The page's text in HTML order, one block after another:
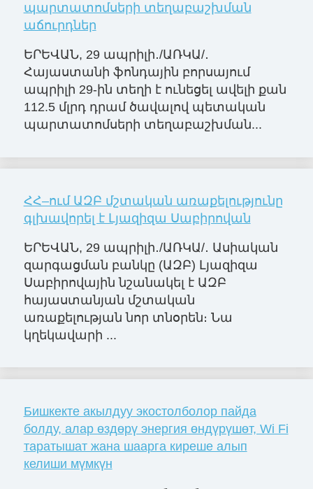
պարտատոմսերի տեղաբաշխման
աճուրդներ
ԵՐԵՎԱՆ, 29 ապրիլի․/ԱՌԿԱ/․
Հայաստանի ֆոնդային բորսայում
ապրիլի 29-ին տեղի է ունեցել ավելի քան
112.5 մլրդ դրամ ծավալով պետական
պարտատոմսերի տեղաբաշխման...
ՀՀ–ում ԱԶԲ մշտական առաքելությունը
գլխավորել է Լյազիզա Սաբիրովան
ԵՐԵՎԱՆ, 29 ապրիլի․/ԱՌԿԱ/․ Ասիական
զարգացման բանկը (ԱԶԲ) Լյազիզա
Սաբիրովային նշանակել է ԱԶԲ
հայաստանյան մշտական
առաքելության նոր տնօրեն։ Նա
կղեկավարի ...
Бишкекте акылдуу экостолболор пайда
болду, алар өздөрү энергия өндүрүшөт, Wi Fi
таратышат жана шаарга киреше алып
келиши мүмкүн